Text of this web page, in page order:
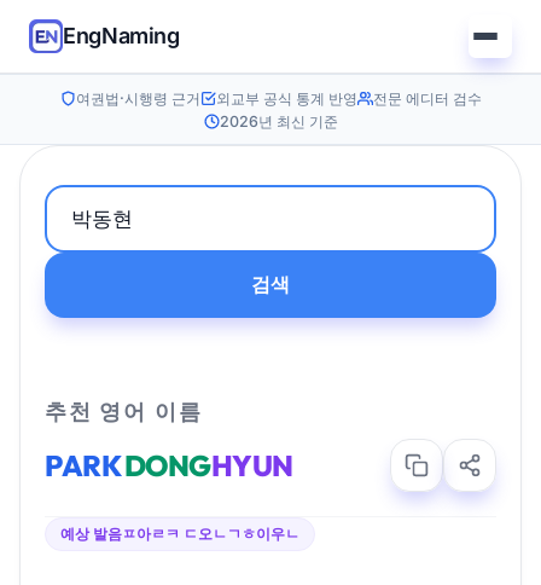
EngNaming
여권법·시행령 근거 외교부 공식 통계 반영
전문 에디터 검수
2026년 최신 기준
검색
추천 영어 이름
PARKDONGHYUN
예상 발음ㅍ아ㄹㅋ ㄷ오ㄴㄱㅎ이우ㄴ